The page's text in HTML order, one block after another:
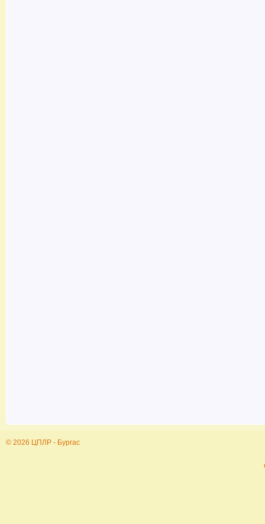
© 2026 ЦПЛР - Бургас